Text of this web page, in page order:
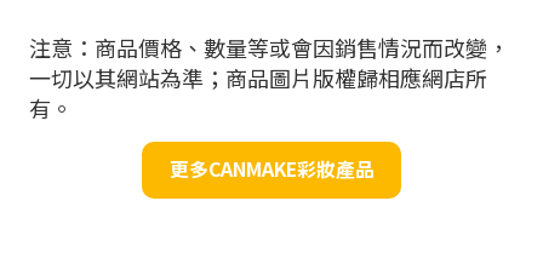
注意：商品價格、數量等或會因銷售情況而改變，
一切以其網站為準；商品圖片版權歸相應網店所
有。
更多CANMAKE彩妝產品